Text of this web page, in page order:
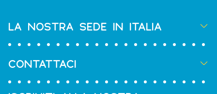
LA NOSTRA SEDE IN ITALIA
CONTATTACI